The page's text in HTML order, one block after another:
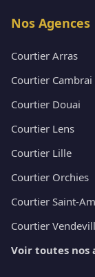
Nos Agences
Courtier Arras
Courtier Cambrai
Courtier Douai
Courtier Lens
Courtier Lille
Courtier Orchies
Courtier Saint-
Courtier
Voir toutes nos